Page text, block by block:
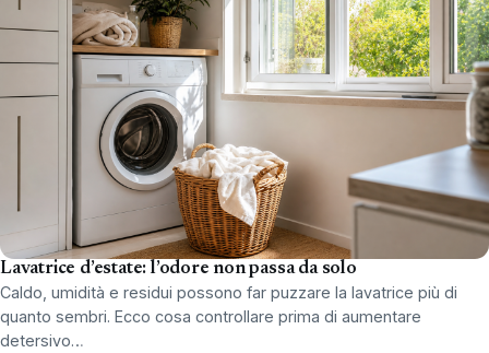
Lavatrice d’estate: l’odore non passa da solo
Caldo, umidità e residui possono far puzzare la lavatrice più di
quanto sembri. Ecco cosa controllare prima di aumentare
detersivo…